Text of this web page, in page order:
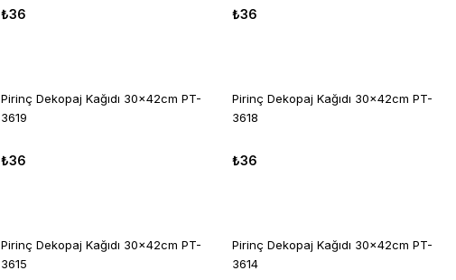
₺36 ₺36
Pirinç Dekopaj Kağıdı 30x42cm PT-
3619
₺36
Pirinç Dekopaj Kağıdı 30x42cm PT-
3618
₺36
Pirinç Dekopaj Kağıdı 30x42cm PT-
3615
Pirinç Dekopaj Kağıdı 30x42cm PT-
3614